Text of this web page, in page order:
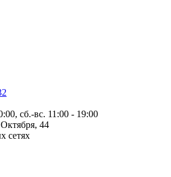
сб.-вс. 11:00 - 19:00
44
сетях